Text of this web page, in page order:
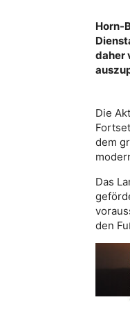
Horn-
daher
Die
dem
Das
den